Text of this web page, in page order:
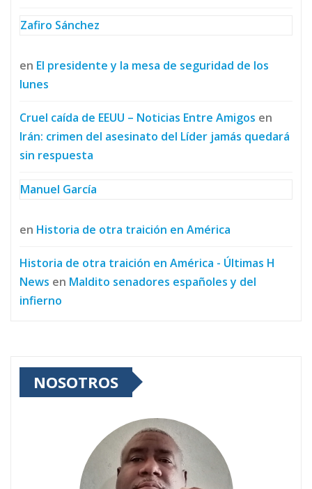
Zafiro Sánchez
en El presidente y la mesa de seguridad de los
lunes
Cruel caída de EEUU – Noticias Entre Amigos en
Irán: crimen del asesinato del Líder jamás quedará
sin respuesta
Manuel García
en Historia de otra traición en América
Historia de otra traición en América - Últimas H
News en Maldito senadores españoles y del
infierno
NOSOTROS